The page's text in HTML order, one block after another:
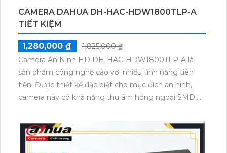
CAMERA DAHUA DH-HAC-HDW1800TLP-A
TIẾT KIỆM
1,280,000 ₫
1,825,000 ₫
Camera An Ninh HD DH-HAC-HDW1800TLP-A là
sản phẩm công nghệ cao với nhiều tính năng tiên
tiến. Được thiết kế đặc biệt cho mục đích an ninh,
camera này có khả năng thu âm hồng ngoại SMD,
Với đầu ghi hình ảnh thiếu sáng và công nghệ hồng
ngoại SMD, camera cho chất lượng hình ảnh tuyệt
vời dù ở trong nhà hay ngoài trời. Ngoài ra, camera